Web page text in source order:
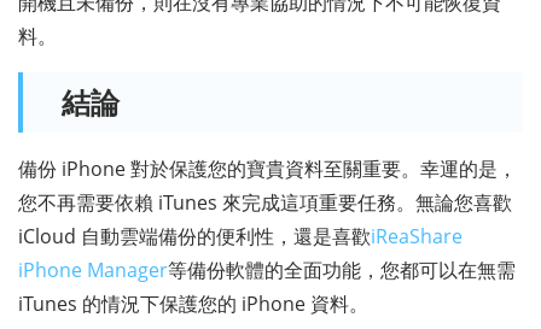
料。
結論
備份 iPhone 對於保護您的寶貴資料至關重要。幸運的是，
您不再需要依賴 iTunes 來完成這項重要任務。無論您喜歡
iCloud 自動雲端備份的便利性，還是喜歡iReaShare
iPhone Manager等備份軟體的全面功能，您都可以在無需
iTunes 的情況下保護您的 iPhone 資料。